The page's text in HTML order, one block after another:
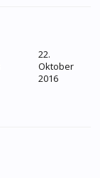
22.
Oktober
2016